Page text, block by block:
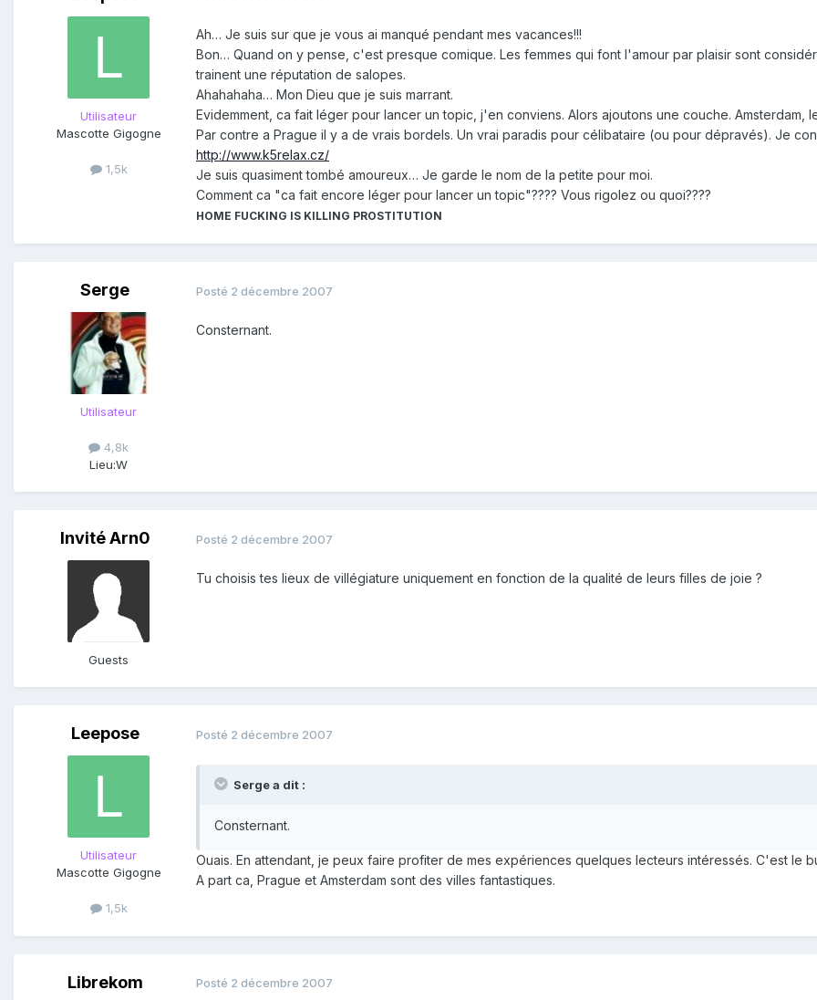
Utilisateur
Mascotte Gigogne
1,5k
Ah… Je suis sur que je vous ai manqué pendant mes vacances!!!
Bon… Quand on y pense, c'est presque comique. Les femmes qui font l'amour par plaisir sont
trainent une réputation de salopes.
Ahahahaha… Mon Dieu que je suis marrant.
Evidemment, ca fait léger pour lancer un topic, j'en conviens. Alors ajoutons une couche.
Par contre a Prague il y a de vrais bordels. Un vrai paradis pour célibataire (ou pour dépravés). Je
http://www.k5relax.cz/
Je suis quasiment tombé amoureux… Je garde le nom de la petite pour moi.
Comment ca "ca fait encore léger pour lancer un topic"???? Vous rigolez ou quoi????
HOME FUCKING IS KILLING PROSTITUTION
Serge
Utilisateur
4,8k
Lieu:W
Posté 2 décembre 2007
Consternant.
Invité Arn0
Guests
Posté 2 décembre 2007
Tu choisis tes lieux de villégiature uniquement en fonction de la qualité de leurs filles de joie ?
Leepose
Utilisateur
Mascotte Gigogne
1,5k
Posté 2 décembre 2007
Serge a dit :
Consternant.
Ouais. En attendant, je peux faire profiter de mes expériences quelques lecteurs intéressés. C'est le
A part ca, Prague et Amsterdam sont des villes fantastiques.
Librekom Posté 2 décembre 2007